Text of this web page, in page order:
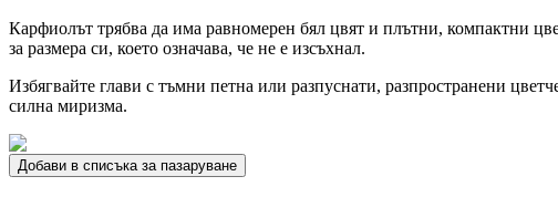
Карфиолът трябва да има равномерен бял цвят и плътни, компактни
за размера си, което означава, че не е изсъхнал.
Избягвайте глави с тъмни петна или разпуснати, разпространени
силна миризма.
Добави в списъка за пазаруване